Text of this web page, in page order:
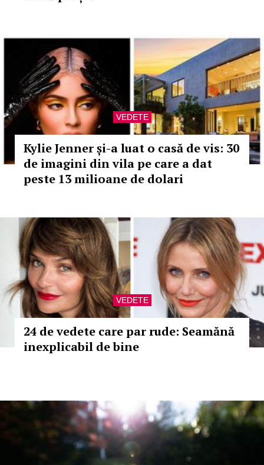
VEDETE
Kylie Jenner și-a luat o casă de vis: 30
de imagini din vila pe care a dat
peste 13 milioane de dolari
VEDETE
24 de vedete care par rude: Seamănă
inexplicabil de bine